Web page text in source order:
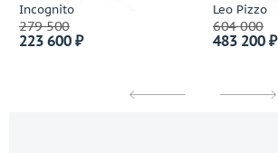
Incognito
279 500
223 600 ₽
Leo Pizzo
604 000
483 200 ₽